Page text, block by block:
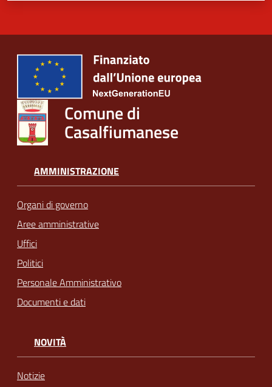
Comune di
Casalfiumanese
AMMINISTRAZIONE
Organi di governo
Aree amministrative
Uffici
Politici
Personale Amministrativo
Documenti e dati
NOVITÀ
Notizie